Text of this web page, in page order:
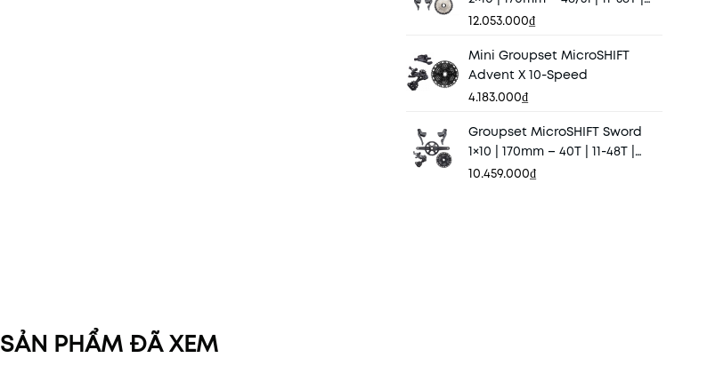
Option 1
12.053.000₫
Mini Groupset MicroSHIFT
Advent X 10-Speed
4.183.000₫
Groupset MicroSHIFT Sword
1×10 | 170mm – 40T | 11-48T |
Option 1
10.459.000₫
SẢN PHẨM ĐÃ XEM